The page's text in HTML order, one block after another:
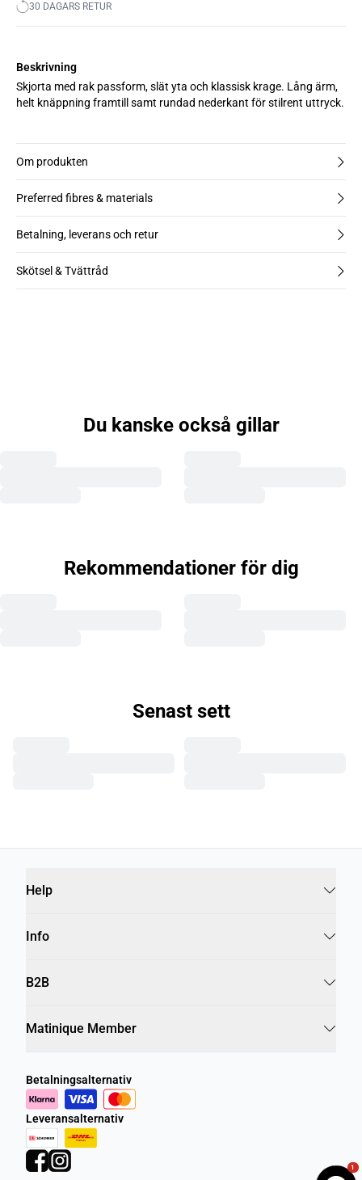
30 DAGARS RETUR
Beskrivning
Skjorta med rak passform, slät yta och klassisk krage. Lång ärm,
helt knäppning framtill samt rundad nederkant för stilrent uttryck.
Om produkten
Preferred fibres & materials
Betalning, leverans och retur
Skötsel & Tvättråd
Du kanske också gillar
Rekommendationer för dig
Senast sett
Help
Info
B2B
Matinique Member
Betalningsalternativ
Leveransalternativ
1